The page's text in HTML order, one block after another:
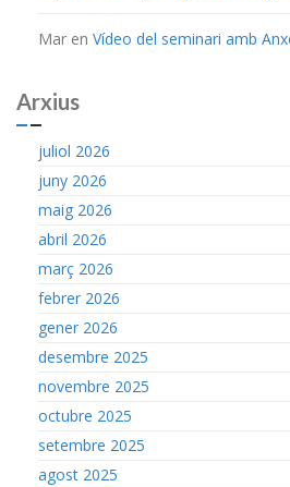
Mar en Vídeo del seminari amb
Arxius
juliol 2026
juny 2026
maig 2026
abril 2026
març 2026
febrer 2026
gener 2026
desembre 2025
novembre 2025
octubre 2025
setembre 2025
agost 2025